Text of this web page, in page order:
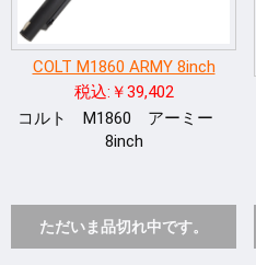
COLT M1860 ARMY 8inch
税込:￥39,402
コルト M1860 アーミー
8inch
ただいま品切れ中です。